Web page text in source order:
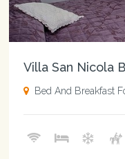
Villa San Nicola
Bed And Breakfast